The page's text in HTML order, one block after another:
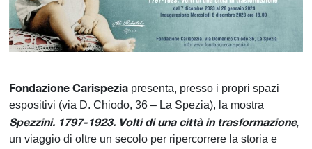
Fondazione Carispezia presenta, presso i propri spazi
espositivi (via D. Chiodo, 36 – La Spezia), la mostra
Spezzini. 1797-1923. Volti di una città in trasformazione,
un viaggio di oltre un secolo per ripercorrere la storia e